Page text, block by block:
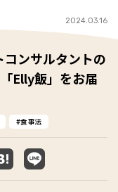
2024.03.16
ンサルタントの
Elly飯」をお届
食事法